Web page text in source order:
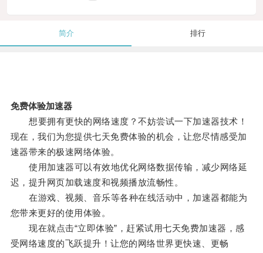
简介 排行
免费体验加速器
想要拥有更快的网络速度？不妨尝试一下加速器技术！
现在，我们为您提供七天免费体验的机会，让您尽情感受加
速器带来的极速网络体验。
使用加速器可以有效地优化网络数据传输，减少网络延
迟，提升网页加载速度和视频播放流畅性。
在游戏、视频、音乐等各种在线活动中，加速器都能为
您带来更好的使用体验。
现在就点击“立即体验”，赶紧试用七天免费加速器，感
受网络速度的飞跃提升！让您的网络世界更快速、更畅